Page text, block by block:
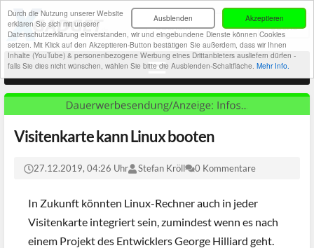
Akzeptieren
Ausblenden
Durch die Nutzung unserer Website
erklären Sie sich mit unserer
Datenschutzerklärung einverstanden, wir und eingebundene Dienste können Cookies
setzen. Mit Klick auf den Akzeptieren-Button bestätigen Sie außerdem, dass wir Ihnen
Inhalte (YouTube) & personenbezogene Werbung eines Drittanbieters ausliefern dürfen -
falls Sie dies nicht wünschen, wählen Sie bitte die Ausblenden-Schaltfläche. Mehr Info.
Visitenkarte kann Linux booten
27.12.2019, 04:26 Uhr Stefan Kröll 0 Kommentare
In Zukunft könnten Linux-Rechner auch in jeder
Visitenkarte integriert sein, zumindest wenn es nach
einem Projekt des Entwicklers George Hilliard geht.